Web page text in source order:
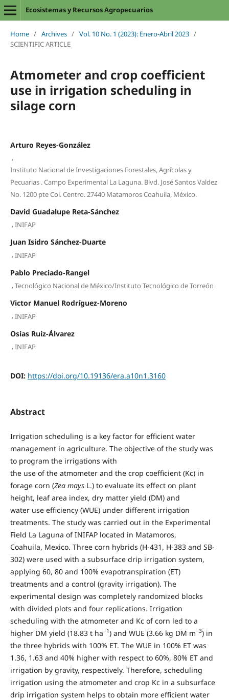
Ecosistemas y Recursos Agropecuarios
Home / Archives / Vol. 10 No. 1 (2023): Enero-Abril 2023 /
SCIENTIFIC ARTICLE
Atmometer and crop coefficient
use in irrigation scheduling in
silage corn
Arturo Reyes-González
,
Instituto Nacional de Investigaciones Forestales, Agrícolas y
Pecuarias . Campo Experimental La Laguna. Blvd. José Santos Valdez
No. 1200 pte Col. Centro. 27440 Matamoros Coahuila, México.
David Guadalupe Reta-Sánchez
,INIFAP
Juan Isidro Sánchez-Duarte
,INIFAP
Pablo Preciado-Rangel
,Tecnológico Nacional de México/Instituto Tecnológico de Torreón
Victor Manuel Rodríguez-Moreno
,INIFAP
Osias Ruiz-Álvarez
,INIFAP
DOI: https://doi.org/10.19136/era.a10n1.3160
Abstract
Irrigation scheduling is a key factor for efficient water
management in agriculture. The objective of the study was
to program the irrigations with
the use of the atmometer and the crop coefficient (Kc) in
forage corn (Zea maysL.) to evaluate its effect on plant
height, leaf area index, dry matter yield (DM) and
water use efficiency (WUE) under different irrigation
treatments. The study was carried out in the Experimental
Field La Laguna of INIFAP located in Matamoros,
Coahuila, Mexico. Three corn hybrids (H-431, H-383 and SB-
302) were used with a subsurface drip irrigation system,
applying 60, 80 and 100% evapotranspiration (ET)
treatments and a control (gravity irrigation). The
experimental design was completely randomized blocks
with divided plots and four replications. Irrigation
scheduling with the atmometer and Kc of corn led to a
higher DM yield (18.83 t ha−1) and WUE (3.66 kg DM m−3) in
the three hybrids with 100% ET. The WUE in 100% ET was
1.36, 1.63 and 40% higher with respect to 60%, 80% ET and
irrigation by gravity, respectively. Therefore, scheduling
irrigation using the atmometer and crop Kc in a subsurface
drip irrigation system helps to obtain more efficient water